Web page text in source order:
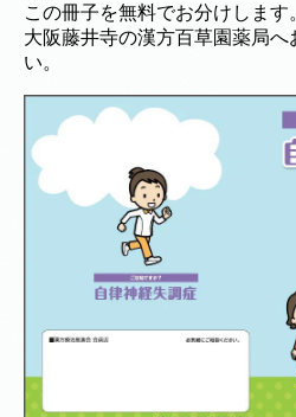
この冊子を無料でお分けします
大阪藤井寺の漢方百草園薬局へ
い。